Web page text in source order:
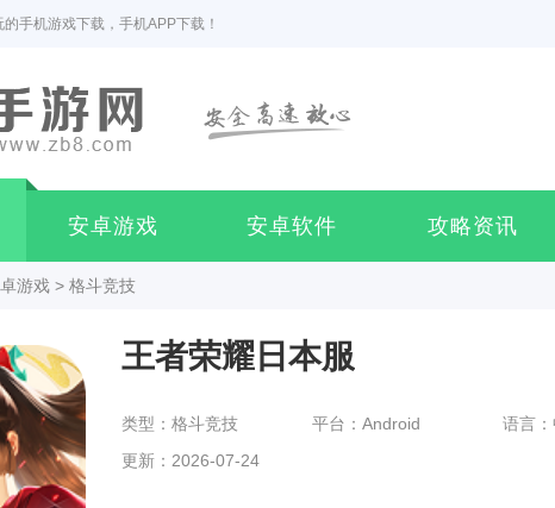
手机游戏下载，手机APP下载！
安卓游戏 安卓软件 攻略资讯
游戏 > 格斗竞技
类型：格斗竞技 平台：Android 语言
更新：2026-07-24
王者荣耀日本服